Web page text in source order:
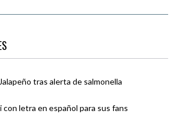
tras alerta de salmonella
con letra en español para sus fans